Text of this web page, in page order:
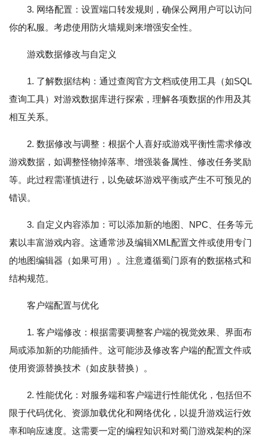
3. 网络配置：设置端口转发规则，确保公网用户可以访问
你的私服。考虑使用防火墙规则来增强安全性。
游戏数据修改与自定义
1. 了解数据结构：通过查阅官方文档或使用工具（如SQL
查询工具）对游戏数据库进行探索，理解各项数据的作用及其
相互关系。
2. 数据修改与调整：根据个人喜好或游戏平衡性需求修改
游戏数据，如调整怪物掉落率、增强装备属性、修改任务奖励
等。此过程需谨慎进行，以免破坏游戏平衡或产生不可预见的
错误。
3. 自定义内容添加：可以添加新的地图、NPC、任务等元
素以丰富游戏内容。这通常涉及编辑XML配置文件或使用专门
的地图编辑器（如果可用）。注意遵循蜀门原有的数据格式和
结构规范。
客户端配置与优化
1. 客户端修改：根据需要调整客户端的视觉效果、界面布
局或添加新的功能插件。这可能涉及修改客户端的配置文件或
使用资源替换技术（如皮肤替换）。
2. 性能优化：对服务端和客户端进行性能优化，包括但不
限于代码优化、资源加载优化和网络优化，以提升游戏运行效
率和响应速度。这需要一定的编程知识和对蜀门游戏架构的深